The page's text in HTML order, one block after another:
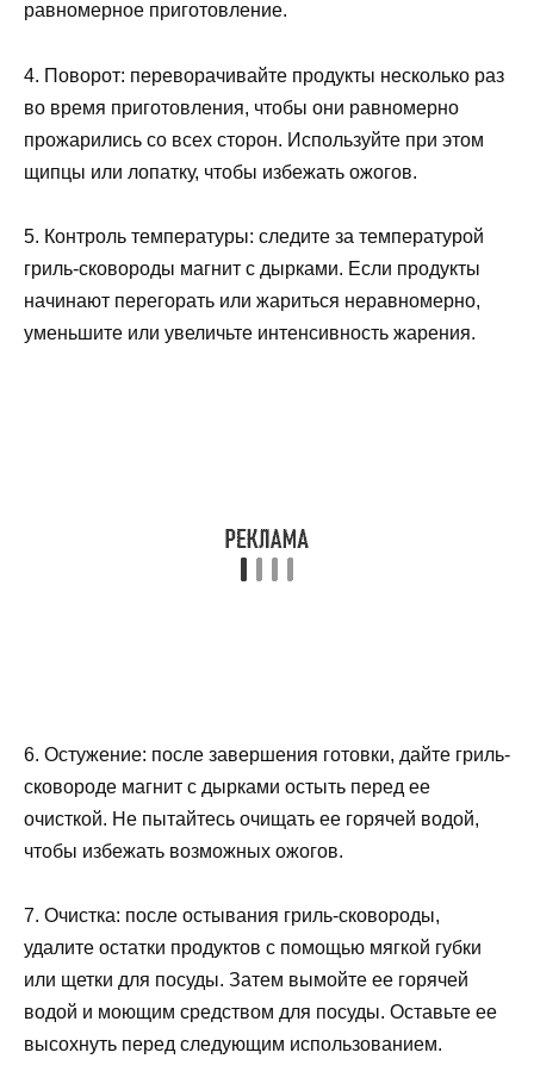
равномерное приготовление.
4. Поворот: переворачивайте продукты несколько раз
во время приготовления, чтобы они равномерно
прожарились со всех сторон. Используйте при этом
щипцы или лопатку, чтобы избежать ожогов.
5. Контроль температуры: следите за температурой
гриль-сковороды магнит с дырками. Если продукты
начинают перегорать или жариться неравномерно,
уменьшите или увеличьте интенсивность жарения.
6. Остужение: после завершения готовки, дайте гриль-
сковороде магнит с дырками остыть перед ее
очисткой. Не пытайтесь очищать ее горячей водой,
чтобы избежать возможных ожогов.
7. Очистка: после остывания гриль-сковороды,
удалите остатки продуктов с помощью мягкой губки
или щетки для посуды. Затем вымойте ее горячей
водой и моющим средством для посуды. Оставьте ее
высохнуть перед следующим использованием.